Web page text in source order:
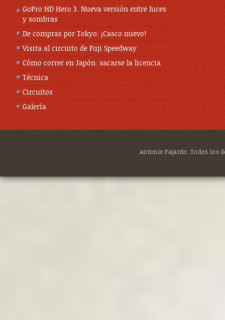
GoPro HD Hero 3. Nueva versión entre luces
y sombras
De compras por Tokyo: ¡Casco nuevo!
Visita al circuito de Fuji Speedway
Cómo correr en Japón: sacarse la licencia
Técnica
Circuitos
Galería
Antonio Fajardo. Todos los